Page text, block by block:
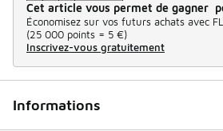
Cet article vous permet de gagner
Économisez sur vos futurs achats avec
(25 000 points = 5 €)
Inscrivez-vous gratuitement
Informations